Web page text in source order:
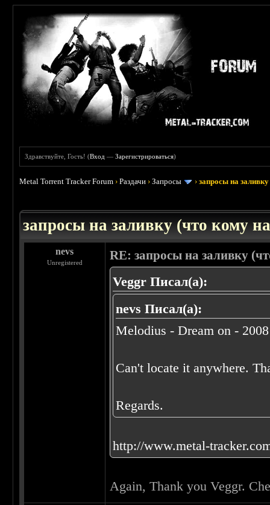
Здравствуйте, Гость! (Вход —Зарегистрироваться)
Metal Torrent Tracker Forum ›Раздачи ›Запросы ›запросы на
запросы на заливку (что кому
nevs
Unregistered
RE: запросы на заливку
Veggr Писал(а):
nevs Писал(а):
Melodius - Dream on -
Can't locate it anywhere.
Regards.
http://www.metal-
Again, Thank you Veggr.